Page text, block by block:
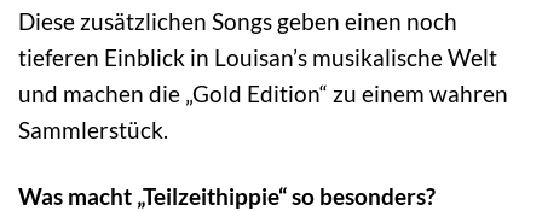
Diese zusätzlichen Songs geben einen noch
tieferen Einblick in Louisan’s musikalische Welt
und machen die „Gold Edition“ zu einem wahren
Sammlerstück.
Was macht „Teilzeithippie“ so besonders?